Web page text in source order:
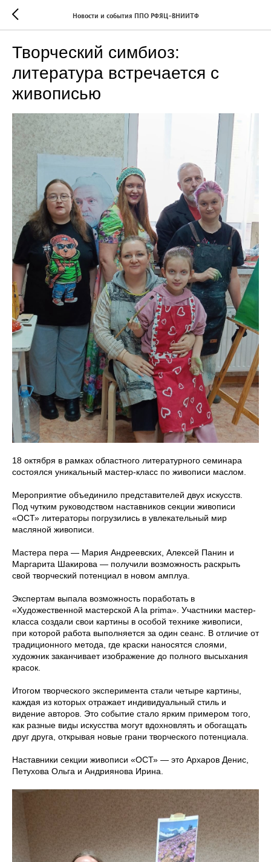
Новости и события ППО РФЯЦ-ВНИИТФ
Творческий симбиоз:
литература встречается с
живописью
18 октября в рамках областного литературного семинара
состоялся уникальный мастер-класс по живописи маслом.
Мероприятие объединило представителей двух искусств.
Под чутким руководством наставников секции живописи
«ОСТ» литераторы погрузились в увлекательный мир
масляной живописи.
Мастера пера — Мария Андреевских, Алексей Панин и
Маргарита Шакирова — получили возможность раскрыть
свой творческий потенциал в новом амплуа.
Экспертам выпала возможность поработать в
«Художественной мастерской A la prima». Участники мастер-
класса создали свои картины в особой технике живописи,
при которой работа выполняется за один сеанс. В отличие от
традиционного метода, где краски наносятся слоями,
художник заканчивает изображение до полного высыхания
красок.
Итогом творческого эксперимента стали четыре картины,
каждая из которых отражает индивидуальный стиль и
видение авторов. Это событие стало ярким примером того,
как разные виды искусства могут вдохновлять и обогащать
друг друга, открывая новые грани творческого потенциала.
Наставники секции живописи «ОСТ» — это Архаров Денис,
Петухова Ольга и Андриянова Ирина.